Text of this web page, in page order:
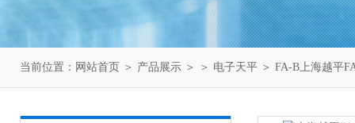
当前位置： 网站首页 ＞ 产品展示 ＞ ＞ 电子天平 ＞ FA-B上海越平